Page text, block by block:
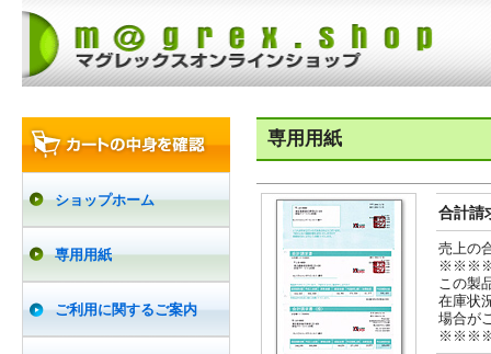
ショップホーム
専用用紙
ご利用に関するご案内
専用用紙
合計請
売上の
この製
在庫状
場合が